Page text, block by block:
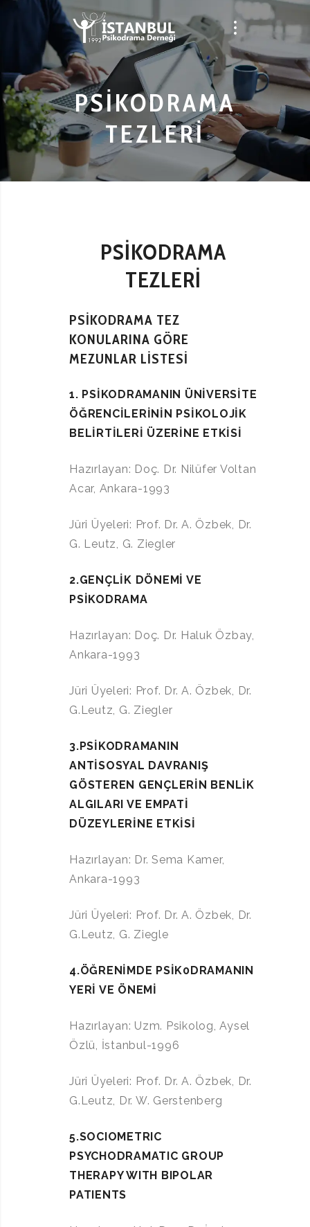
PSIKODRAMA
TEZLERI
PSİKODRAMA
TEZLERİ
PSİKODRAMA TEZ
KONULARINA GÖRE
MEZUNLAR LİSTESİ
1. PSİKODRAMANIN ÜNİVERSİTE
ÖĞRENCİLERİNİN PSİKOLOJİK
BELİRTİLERİ ÜZERİNE ETKİSİ
Hazırlayan: Doç. Dr. Nilüfer Voltan
Acar, Ankara-1993
Jüri Üyeleri: Prof. Dr. A. Özbek, Dr.
G. Leutz, G. Ziegler
2.GENÇLİK DÖNEMİ VE
PSİKODRAMA
Hazırlayan: Doç. Dr. Haluk Özbay,
Ankara-1993
Jüri Üyeleri: Prof. Dr. A. Özbek, Dr.
G.Leutz, G. Ziegler
3.PSİKODRAMANIN
ANTİSOSYAL DAVRANIŞ
GÖSTEREN GENÇLERİN BENLİK
ALGILARI VE EMPATİ
DÜZEYLERİNE ETKİSİ
Hazırlayan: Dr. Sema Kamer,
Ankara-1993
Jüri Üyeleri: Prof. Dr. A. Özbek, Dr.
G.Leutz, G. Ziegle
4.ÖĞRENİMDE PSİK0DRAMANIN
YERİ VE ÖNEMİ
Hazırlayan: Uzm. Psikolog, Aysel
Özlü, İstanbul-1996
Jüri Üyeleri: Prof. Dr. A. Özbek, Dr.
G.Leutz, Dr. W. Gerstenberg
5.SOCIOMETRIC
PSYCHODRAMATIC GROUP
THERAPY WITH BIPOLAR
PATIENTS